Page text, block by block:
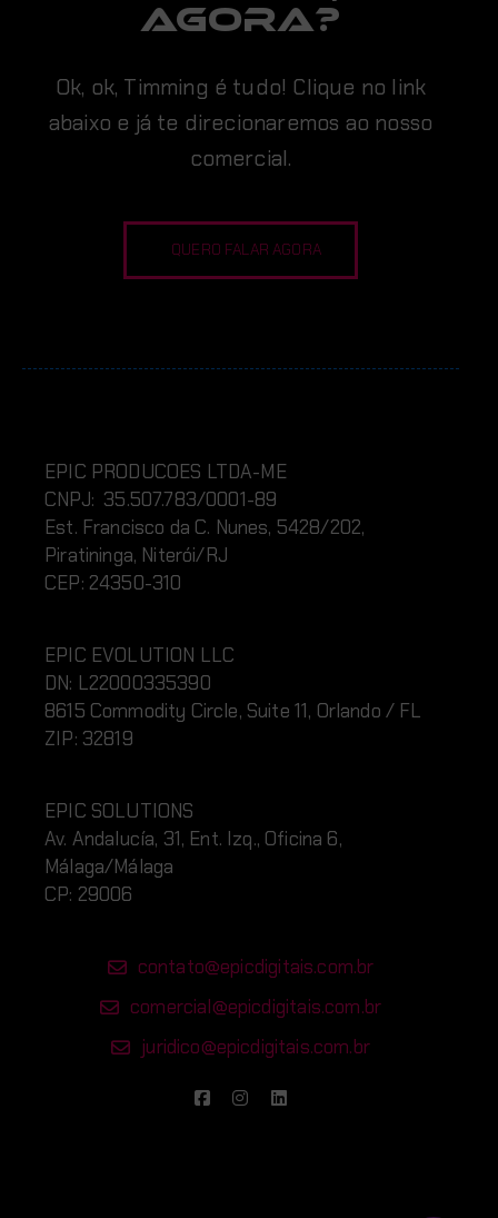
AGORA?
Ok, ok, Timming é tudo! Clique no link
abaixo e já te direcionaremos ao nosso
comercial.
QUERO FALAR AGORA
EPIC PRODUCOES LTDA-ME
CNPJ: 35.507.783/0001-89
Est. Francisco da C. Nunes, 5428/202,
Piratininga, Niterói/RJ
CEP: 24350-310
EPIC EVOLUTION LLC
DN: L22000335390
8615 Commodity Circle, Suite 11, Orlando / FL
ZIP: 32819
EPIC SOLUTIONS
Av. Andalucía, 31, Ent. Izq., Oficina 6,
Málaga/Málaga
CP: 29006
contato@epicdigitais.com.br
comercial@epicdigitais.com.br
juridico@epicdigitais.com.br